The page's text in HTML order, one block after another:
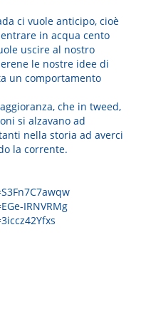
ci vuole anticipo, cioè
entrare in acqua cento
uscire al nostro
le nostre idee di
un comportamento
che in tweed,
si alzavano ad
nella storia ad averci
la corrente.
IRNVRMg